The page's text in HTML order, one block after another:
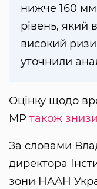
нижче 160
рівень, який
високий
уточнили
Оцінку щодо
МР також
За словами
директора
зони НААН